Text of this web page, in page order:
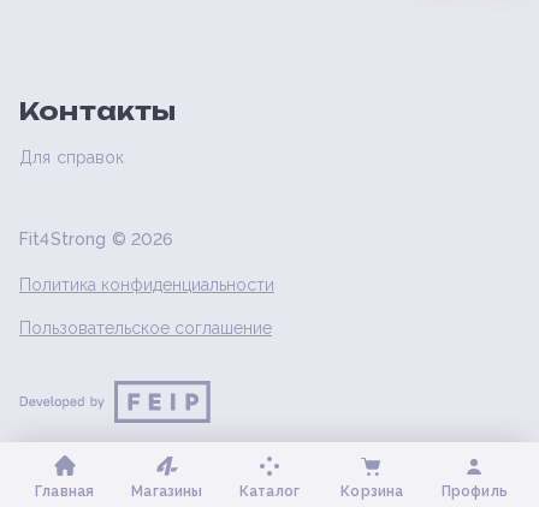
Контакты
Для справок
Fit4Strong © 2026
Политика конфиденциальности
Пользовательское соглашение
Главная Магазины Каталог Корзина Профиль